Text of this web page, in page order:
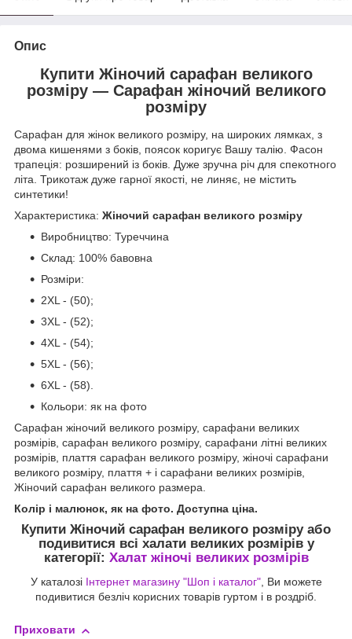
Опис
Купити Жіночий сарафан великого
розміру — Сарафан жіночий великого
розміру
Сарафан для жінок великого розміру, на широких лямках, з
двома кишенями з боків, поясок коригує Вашу талію. Фасон
трапеція: розширений із боків. Дуже зручна річ для спекотного
літа. Трикотаж дуже гарної якості, не линяє, не містить
синтетики!
Характеристика: Жіночий сарафан великого розміру
Виробництво: Туреччина
Склад: 100% бавовна
Розміри:
2XL - (50);
3XL - (52);
4XL - (54);
5XL - (56);
6XL - (58).
Кольори: як на фото
Сарафан жіночий великого розміру, сарафани великих
розмірів, сарафан великого розміру, сарафани літні великих
розмірів, плаття сарафан великого розміру, жіночі сарафани
великого розміру, плаття + і сарафани великих розмірів,
Жіночий сарафан великого размера.
Колір і малюнок, як на фото. Доступна ціна.
Купити Жіночий сарафан великого розміруабо
подивитися всі халати великих розмірів у
категорії: Халат жіночі великих розмірів
У каталозі Інтернет магазину "Шоп і каталог", Ви можете
подивитися безліч корисних товарів гуртом і в роздріб.
Приховати